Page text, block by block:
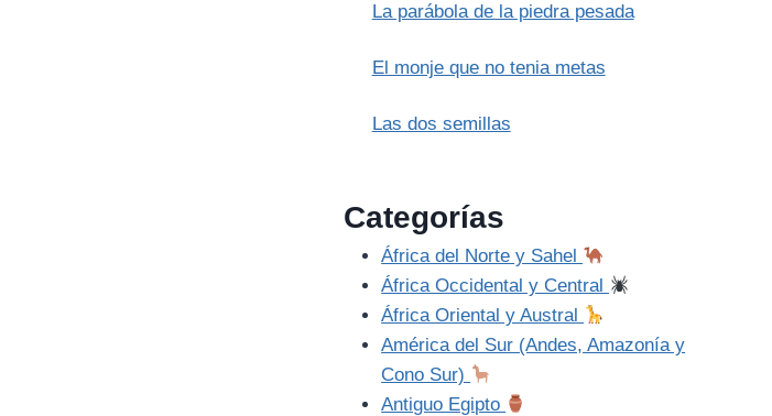
La parábola de la piedra pesada
El monje que no tenia metas
Las dos semillas
Categorías
África del Norte y Sahel
África Occidental y Central
África Oriental y Austral
América del Sur (Andes, Amazonía y
Cono Sur)
Antiguo Egipto